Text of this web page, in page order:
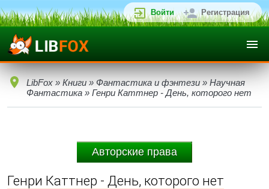
Войти Регистрация
LibFox » Книги » Фантастика и фэнтези » Научная
Фантастика » Генри Каттнер - День, которого нет
Авторские права
Генри Каттнер - День, которого нет